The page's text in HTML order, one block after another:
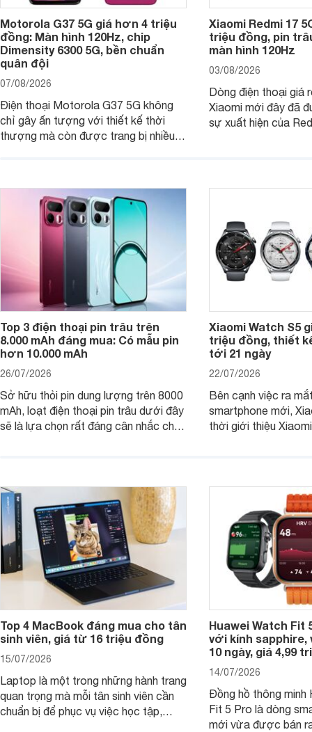
Motorola G37 5G giá hơn 4 triệu
đồng: Màn hình 120Hz, chip
Dimensity 6300 5G, bền chuẩn
quân đội
07/08/2026
Điện thoại Motorola G37 5G không
chỉ gây ấn tượng với thiết kế thời
thượng mà còn được trang bị nhiều
Xiaomi Redmi 17
triệu đồng, pin
màn hình 120Hz
03/08/2026
Dòng điện thoại giá
Xiaomi mới đây đã
sự xuất hiện của
Top 3 điện thoại pin trâu trên
8.000 mAh đáng mua: Có mẫu pin
hơn 10.000 mAh
26/07/2026
Sở hữu thỏi pin dung lượng trên 8000
mAh, loạt điện thoại pin trâu dưới đây
sẽ là lựa chọn rất đáng cân nhắc cho
Xiaomi Watch S5
triệu đồng, thiết
tới 21 ngày
22/07/2026
Bên cạnh việc ra
smartphone mới,
thời giới thiệu
Top 4 MacBook đáng mua cho tân
sinh viên, giá từ 16 triệu đồng
15/07/2026
Laptop là một trong những hành trang
quan trọng mà mỗi tân sinh viên cần
chuẩn bị để phục vụ việc học tập,
Huawei Watch Fit
với kính sapphire,
10 ngày, giá 4,99
14/07/2026
Đồng hồ thông minh
Fit 5 Pro là dòng
mới vừa được bán